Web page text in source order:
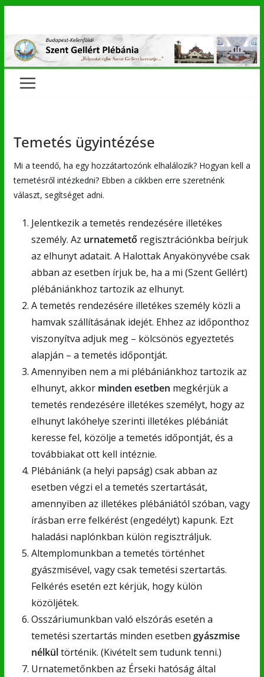
content
Temetés ügyintézése
Mi a teendő, ha egy hozzátartozónk elhalálozik? Hogyan kell a
temetésről intézkedni? Ebben a cikkben erre szeretnénk
választ, segítséget adni.
Jelentkezik a temetés rendezésére illetékes
személy. Az urnatemető regisztrációnkba beírjuk
az elhunyt adatait. A Halottak Anyakönyvébe csak
abban az esetben írjuk be, ha a mi (Szent Gellért)
plébániánkhoz tartozik az elhunyt.
A temetés rendezésére illetékes személy közli a
hamvak szállításának idejét. Ehhez az időponthoz
viszonyítva adjuk meg – kölcsönös egyeztetés
alapján – a temetés időpontját.
Amennyiben nem a mi plébániánkhoz tartozik az
elhunyt, akkor minden esetben megkérjük a
temetés rendezésére illetékes személyt, hogy az
elhunyt lakóhelye szerinti illetékes plébániát
keresse fel, közölje a temetés időpontját, és a
továbbiakat ott kell intéznie.
Plébániánk (a helyi papság) csak abban az
esetben végzi el a temetés szertartását,
amennyiben az illetékes plébániától szóban, vagy
írásban erre felkérést (engedélyt) kapunk. Ezt
haladási naplónkban külön regisztráljuk.
Altemplomunkban a temetés történhet
gyászmisével, vagy csak temetési szertartás.
Felkérés esetén ezt kérjük, hogy külön
közöljétek.
Osszáriumunkban való elszórás esetén a
temetési szertartás minden esetben gyászmise
nélkültörténik. (Kivételt sem tudunk tenni.)
Urnatemetőnkben az Érseki hatóság által